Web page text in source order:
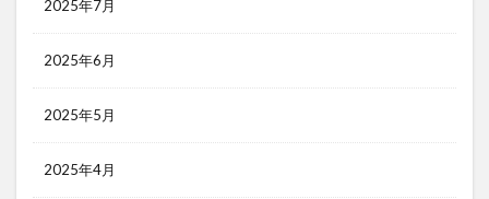
2025年7月
2025年6月
2025年5月
2025年4月